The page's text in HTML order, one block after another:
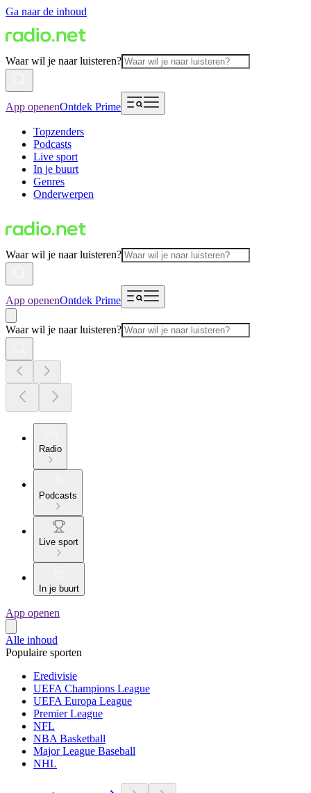
Ga naar de inhoud
Waar wil je naar luisteren?
App openenOntdek Prime
Topzenders
Podcasts
Live sport
In je buurt
Genres
Onderwerpen
Waar wil je naar luisteren?
App openenOntdek Prime
Waar wil je naar luisteren?
Radio
Podcasts
Live sport
In je buurt
App openen
Alle inhoud
Populaire sporten
Eredivisie
UEFA Champions League
UEFA Europa League
Premier League
NFL
NBA Basketball
Major League Baseball
NHL